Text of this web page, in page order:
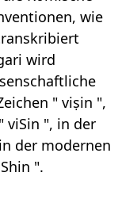
wie
wird
" viṣin ",
viSin ", in der
der modernen
".